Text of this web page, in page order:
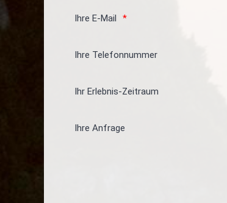
Ihre E-Mail
Ihre Telefonnummer
Ihr Erlebnis-Zeitraum
Ihre Anfrage